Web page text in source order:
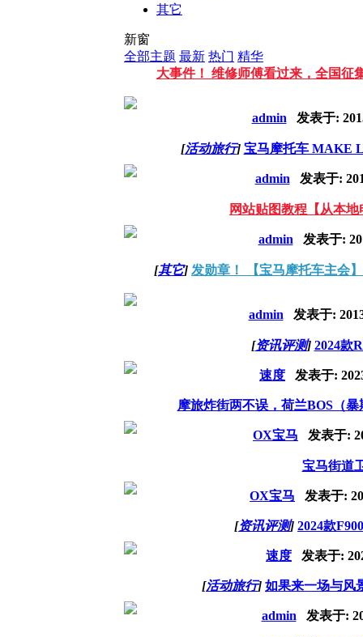
其它
新窗
全部主题 最新 热门 精华
大事件！ 维修师傅看过来，全国征
admin 发表于:
[活动旅行] 宝马摩托车 MAKE
admin 发表于:
网站贴图教程【从本地
admin 发表于:
[其它] 发勋章！ 【宝马摩托车主会
admin 发表于:
[资讯评测] 2024款
速度 发表于:
摩旅炸街两不误，荷兰BOS（
OX宝马 发表于:
宝马街道
OX宝马 发表于:
[资讯评测] 2024款
速度 发表于:
[活动旅行] 如果来一场与风
admin 发表于: